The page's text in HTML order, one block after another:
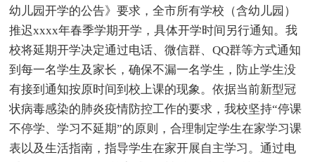
幼儿园开学的公告》要求，全市所有学校（含幼儿园）
推迟xxxx年春季学期开学，具体开学时间另行通知。我
校将延期开学决定通过电话、微信群、QQ群等方式通知
到每一名学生及家长，确保不漏一名学生，防止学生没
有接到通知按原时间到校上课的现象。依据当前新型冠
状病毒感染的肺炎疫情防控工作的要求，我校坚持“停课
不停学、学习不延期”的原则，合理制定学生在家学习课
表以及生活指南，指导学生在家开展自主学习。通过电